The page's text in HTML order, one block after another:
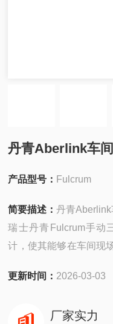
丹青Aberlink车
产品型号： Fulcrum
简要描述：丹青
瑞士丹青Fulcrum手动
计，使其能够在车间现
寸也会自动显示。直观
量。
更新时间： 2026-03-03
厂家实力